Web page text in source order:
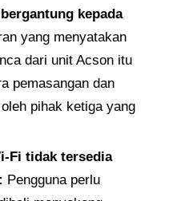
kepada
yang menyatakan
dari unit Acson itu
pemasangan dan
pihak ketiga yang
Fi tidak tersedia
Pengguna perlu